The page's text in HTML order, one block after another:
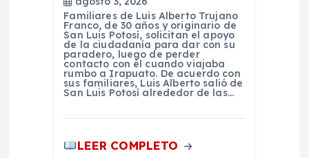
Familiares de Luis Alberto Trujano
Franco, de 30 años y originario de
San Luis Potosí, solicitan el apoyo
de la ciudadanía para dar con su
paradero, luego de perder
contacto con él cuando viajaba
rumbo a Irapuato. De acuerdo con
sus familiares, Luis Alberto salió de
San Luis Potosí alrededor de las…
LEER COMPLETO